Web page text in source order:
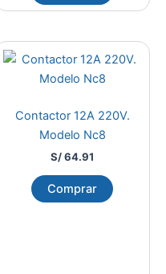
Contactor 12A 220V.
Modelo Nc8
S/64.91
Comprar